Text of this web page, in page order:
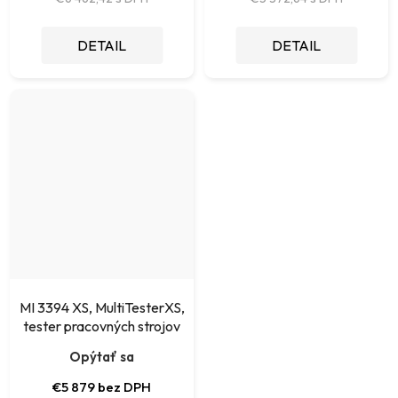
DETAIL DETAIL
MI 3394 XS, MultiTesterXS,
tester pracovných strojov
Opýtať sa
€5 879 bez DPH